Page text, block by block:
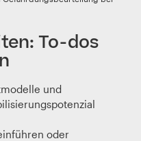
To-dos
und
oder